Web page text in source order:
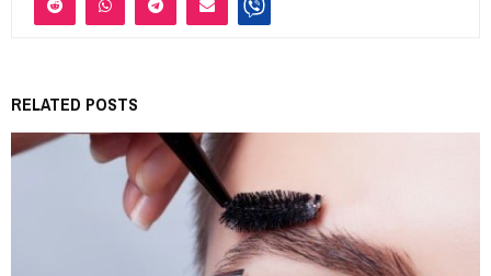
RELATED POSTS